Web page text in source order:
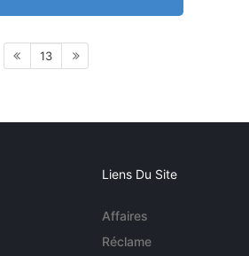
13
Liens Du Site
Affaires
Réclame